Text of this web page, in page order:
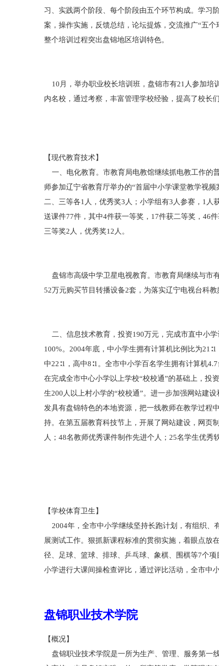
习、实践两个阶段、每个阶段由五个环节构成。学习
案，操作实施，反馈总结，论坛提炼，交流推广“五
整个培训过程突出盘锦地区培训特色。
10月，举办职业校长培训班，盘锦市有21人参加培
内名校，通过考察，丰富管理学校经验，提高了校长
【现代教育技术】
一、电化教育。市教育局电教馆继续抓电教工作的
师参加辽宁省教育厅举办的“首届中小学课堂教学视
二、三等各1人，优秀奖3人；小学组有3人参赛，1
送课件77件，其中4件获一等奖，17件获二等奖，46
三等奖2人，优秀奖12人。
盘锦市高级中学卫星电视教育。市教育局继续与市
52万元购买节目转播设备2套，为落实辽宁电视台科
二、信息技术教育，投资190万元，完成市直中小
100%。2004年底，中小学生拥有计算机比例比为
中22∶1，高中8∶1。全市中小学百名学生拥有计算机
在完成全市中心小学以上学校“校校通”的基础上，投
生200人以上村小学的“校校通”。进一步加强网站建
发具有盘锦特色的本地资源，把一线教师在教学过程
持。在第五届教育科技节上，开展了网站建设，网页
人；48名教师优秀课件制作先进个人；25名学生优
【学校体育卫生】
2004年，全市中小学继续坚持长跑计划，有组织、
展测试工作。狠抓新课程标准的贯彻实施，着眼点放
径、足球、篮球、排球、乒乓球、象棋、围棋等7个
小学进行大课间操检查评比，通过评比活动，全市中
盘锦职业技术学院
【概况】
盘锦职业技术学院是一所为生产、管理、服务第一